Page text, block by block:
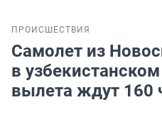
ПРОИСШЕСТВИЯ
Самолет из
в
вылета ждут 160